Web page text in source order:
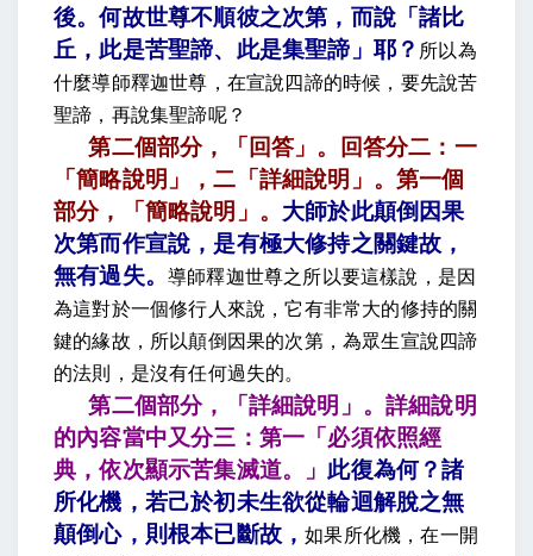
後。何故世尊不順彼之次第，而說「諸比
丘，此是苦聖諦、此是集聖諦」耶 ？ 所以為
什麼導師釋迦世尊，在宣說四諦的時候，要先說苦
聖諦，再說集聖諦呢？
第二個部分，「回答」。回答分二：一
「簡略說明」，二「詳細說明」。第一個
部分，「簡略說明」。 大師於此顛倒因果
次第而作宣說，是有極大修持之關鍵故，
無有過失。導師釋迦世尊之所以要這樣說，是因
為這對於一個修行人來說，它有非常大的修持的關
鍵的緣故，所以顛倒因果的次第，為眾生宣說四諦
的法則，是沒有任何過失的。
第二個部分，「詳細說明」。詳細說明
的內容當中又分三：第一「必須依照經
典，依次顯示苦集滅道。」 此復為何？諸
所化機，若己於初未生欲從輪迴解脫之無
顛倒心，則根本已斷故 ，如果所化機，在一開